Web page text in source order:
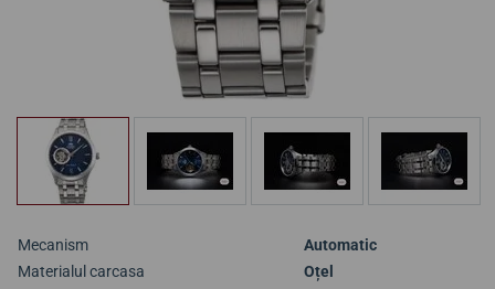
Mecanism
Automatic
Materialul carcasa
Oțel